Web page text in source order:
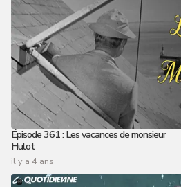
Épisode 361 : Les vacances de monsieur
Hulot
il y a 4 ans